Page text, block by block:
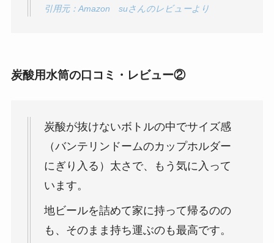
引用元：Amazon suさんのレビューより
炭酸用水筒の口コミ・レビュー②
炭酸が抜けないボトルの中でサイズ感
（バンテリンドームのカップホルダー
にぎり入る）太さで、もう気に入って
います。
地ビールを詰めて家に持って帰るのの
も、そのまま持ち運ぶのも最高です。